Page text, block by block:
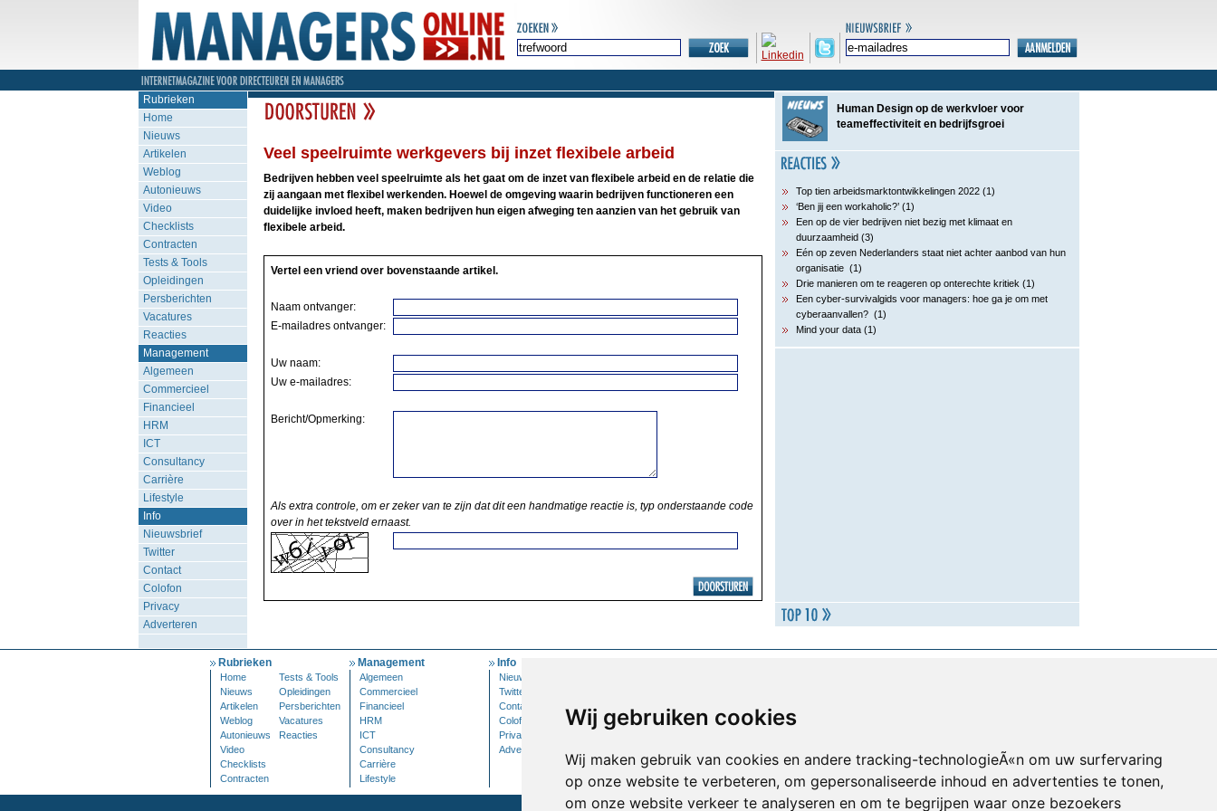
Wij gebruiken cookies
Wij maken gebruik van cookies en andere tracking-technologieÃ«n om uw surfervaring
op onze website te verbeteren, om gepersonaliseerde inhoud en advertenties te tonen,
om onze website verkeer te analyseren en om te begrijpen waar onze bezoekers
Rubrieken
Home
Nieuws
Artikelen
Weblog
Autonieuws
Video
Checklists
Contracten
Tests & Tools
Opleidingen
Persberichten
Vacatures
Reacties
Management
Algemeen
Commercieel
Financieel
HRM
ICT
Consultancy
Carrière
Lifestyle
Info
Nieuwsbrief
Twitter
Contact
Colofon
Privacy
Adverteren
Veel speelruimte werkgevers bij inzet flexibele arbeid
Bedrijven hebben veel speelruimte als het gaat om de inzet van flexibele arbeid en de relatie die
zij aangaan met flexibel werkenden. Hoewel de omgeving waarin bedrijven functioneren een
duidelijke invloed heeft, maken bedrijven hun eigen afweging ten aanzien van het gebruik van
flexibele arbeid.
Vertel een vriend over bovenstaande artikel.
Naam ontvanger:
E-mailadres ontvanger:
Uw naam:
Uw e-mailadres:
Bericht/Opmerking:
Als extra controle, om er zeker van te zijn dat dit een handmatige reactie is, typ onderstaande code
over in het tekstveld ernaast.
Human Design op de werkvloer voor
teameffectiviteit en bedrijfsgroei
Top tien arbeidsmarktontwikkelingen 2022 (1)
‘Ben jij een workaholic?’ (1)
Een op de vier bedrijven niet bezig met klimaat en
duurzaamheid (3)
Eén op zeven Nederlanders staat niet achter aanbod van hun
organisatie (1)
Drie manieren om te reageren op onterechte kritiek (1)
Een cyber-survivalgids voor managers: hoe ga je om met
cyberaanvallen? (1)
Mind your data (1)
Rubrieken
Home
Tests & Tools
Nieuws
Opleidingen
Artikelen
Persberichten
Weblog
Vacatures
Autonieuws
Reacties
Video
Checklists
Contracten
Management
Algemeen
Commercieel
Financieel
HRM
ICT
Consultancy
Carrière
Lifestyle
Info
Nieuwsbrief
Twitter
Contact
Colofon
Privacy
Adverteren